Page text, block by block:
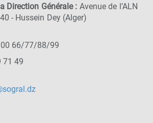
Direction Générale : Avenue de l’ALN
- Hussein Dey (Alger)
66/77/88/99
71 49